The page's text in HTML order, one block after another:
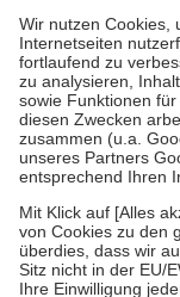
Grundsätzlich leisten
Prozent des
höchstens zehn Euro.
Kosten der Leistung
Diese Regeln gelten
Bei Heilmitteln und
Zuzahlung zehn
Um das Engagement
stärken und die
fallenkeine